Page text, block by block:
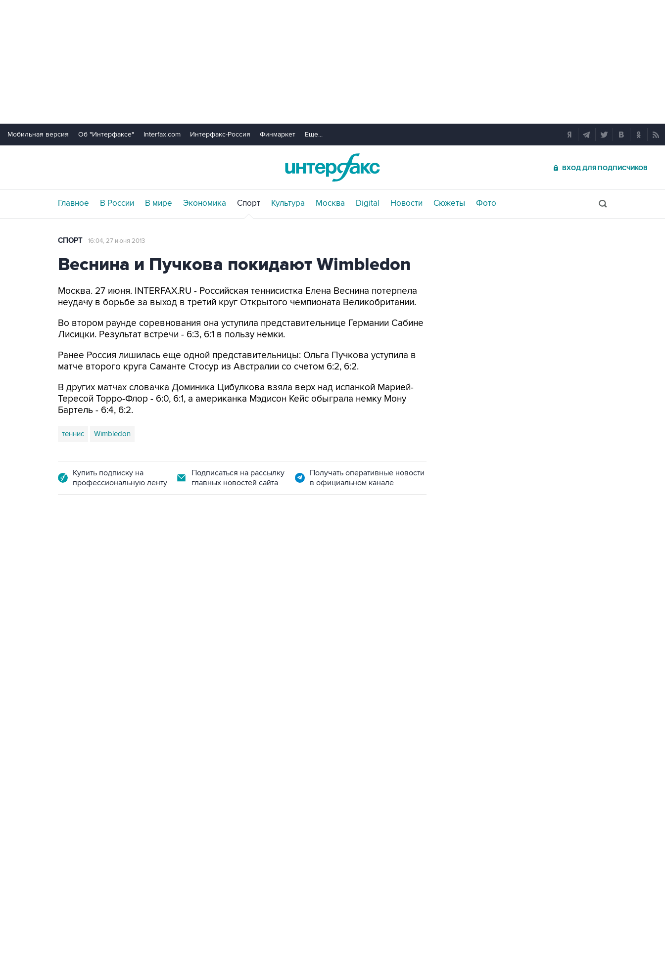
Мобильная версия Об "Интерфаксе" Interfax.com Интерфакс-Россия Финмаркет Еще...
ВХОД ДЛЯ ПОДПИСЧИКОВ
Главное В России В мире Экономика Спорт Культура Москва Digital Новости Сюжеты Фото
СПОРТ 16:04, 27 июня 2013
Веснина и Пучкова покидают Wimbledon
Москва. 27 июня. INTERFAX.RU - Российская теннисистка Елена Веснина потерпела
неудачу в борьбе за выход в третий круг Открытого чемпионата Великобритании.
Во втором раунде соревнования она уступила представительнице Германии Сабине
Лисицки. Результат встречи - 6:3, 6:1 в пользу немки.
Ранее Россия лишилась еще одной представительницы: Ольга Пучкова уступила в
матче второго круга Саманте Стосур из Австралии со счетом 6:2, 6:2.
В других матчах словачка Доминика Цибулкова взяла верх над испанкой Марией-
Тересой Торро-Флор - 6:0, 6:1, а американка Мэдисон Кейс обыграла немку Мону
Бартель - 6:4, 6:2.
теннис Wimbledon
Купить подписку на
профессиональную ленту
Подписаться на рассылку
главных новостей сайта
Получать оперативные новости
в официальном канале